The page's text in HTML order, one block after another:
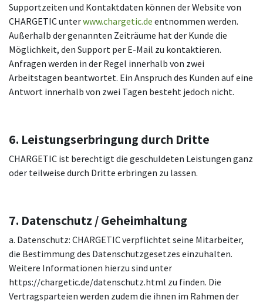
Supportzeiten und Kontaktdaten können der Website von
CHARGETIC unterwww.chargetic.de entnommen werden.
Außerhalb der genannten Zeiträume hat der Kunde die
Möglichkeit, den Support per E-Mail zu kontaktieren.
Anfragen werden in der Regel innerhalb von zwei
Arbeitstagen beantwortet. Ein Anspruch des Kunden auf eine
Antwort innerhalb von zwei Tagen besteht jedoch nicht.
6. Leistungserbringung durch Dritte
CHARGETIC ist berechtigt die geschuldeten Leistungen ganz
oder teilweise durch Dritte erbringen zu lassen.
7. Datenschutz / Geheimhaltung
a. Datenschutz: CHARGETIC verpflichtet seine Mitarbeiter,
die Bestimmung des Datenschutzgesetzes einzuhalten.
Weitere Informationen hierzu sind unter
https://chargetic.de/datenschutz.html zu finden. Die
Vertragsparteien werden zudem die ihnen im Rahmen der